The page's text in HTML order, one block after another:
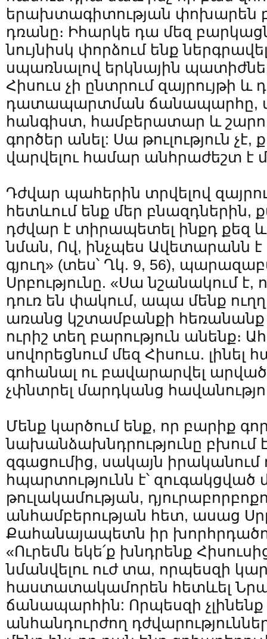
երախտագիտության փոխարեն
դռանը։ Իհարկե դա մեզ
նույնիսկ փորձում ենք
սպառնալով երկնային
Հիսուս չի ընտրում զայրույթի և
դատապարտման ճանապարհը,
հանգիստ, համբերատար և
գործեր անել: Սա թուլություն
վարվելու համար անհրաժեշտ է
Դժվար պահերին տրվելով
հետևում ենք մեր բնազդներին,
դժվար է տիրապետել ինքդ քեզ և
նման, Ով, ինչպես Ավետարանն է
գյուղ» (տես՝ Ղկ. 9, 56),
Սրբությունը. «Սա նշանակում է,
դուռ են փակում, ապա մենք
առանց կշտամբանքի հեռանանք
ուրիշ տեղ բարություն անենք։
սովորեցնում մեզ Հիսուս. լինել
գոհանալ ու բավարարվել
չփնտրել մարդկանց
Մենք կարծում ենք, որ բարիք
նախանձախնդրությունը բխում
զգացումից, սակայն
հպարտությունն է՝ զուգակցված
թուլակամության,
անհամբերության հետ, ասաց
Քահանայապետն իր
«Ուրեմն եկե՛ք խնդրենք
նմանվելու ուժ տա, որպեսզի
հաստատակամորեն հետևել
ճանապարհին: Որպեսզի
անհանդուրժող